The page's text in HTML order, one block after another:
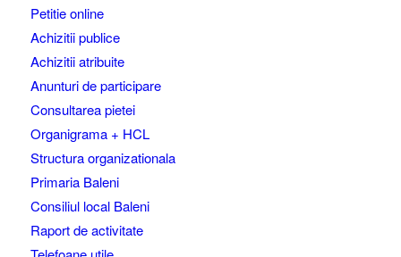
Petitie online
Achizitii publice
Achizitii atribuite
Anunturi de participare
Consultarea pietei
Organigrama + HCL
Structura organizationala
Primaria Baleni
Consiliul local Baleni
Raport de activitate